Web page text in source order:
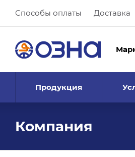
Способы оплаты Доставка
Продукция
Компания